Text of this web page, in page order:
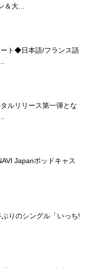
＆大...
ート◆日本語/フランス語
ルリリース第一弾とな
Japanポッドキャス
ぶりのシングル「いっち!